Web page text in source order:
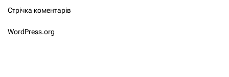
Стрічка коментарів
WordPress.org